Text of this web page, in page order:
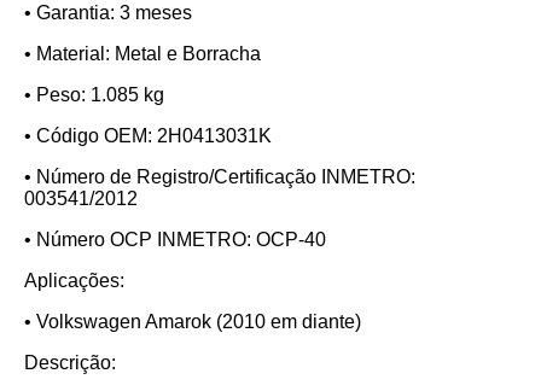
• Garantia: 3 meses
• Material: Metal e Borracha
• Peso: 1.085 kg
• Código OEM: 2H0413031K
• Número de Registro/Certificação INMETRO:
003541/2012
• Número OCP INMETRO: OCP-40
Aplicações:
• Volkswagen Amarok (2010 em diante)
Descrição: